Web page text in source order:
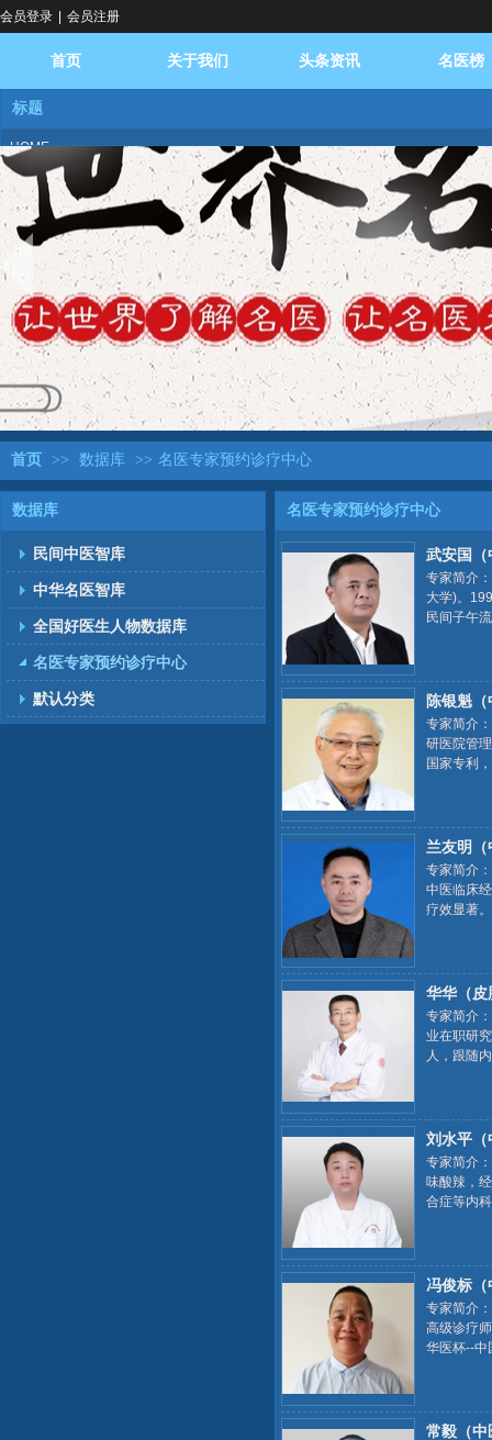
标题
HOME
ABOUT US
NEWS
DOCTOR
BROADCAST
DATABASE
REPLY
DIALOGUE
FAQ
BASE
会员登录 会员注册
首页 关于我们 头条资讯 名医榜
首页 >> 数据库 >> 名医专家预约诊疗中心
数据库
民间中医智库
中华名医智库
全国好医生人物数据库
名医专家预约诊疗中心
默认分类
名医专家预约诊疗中心
武安国（
专家简介
大学)。
民间子午
陈银魁
专家简介
研医院管
国家专利
兰友明
专家简介
中医临床
疗效显著
华华（皮
专家简介
业在职研
人，跟随
刘水平（
专家简介
味酸辣，
合症等内
冯俊标
专家简介
高级诊疗
华医杯--中
常毅（中